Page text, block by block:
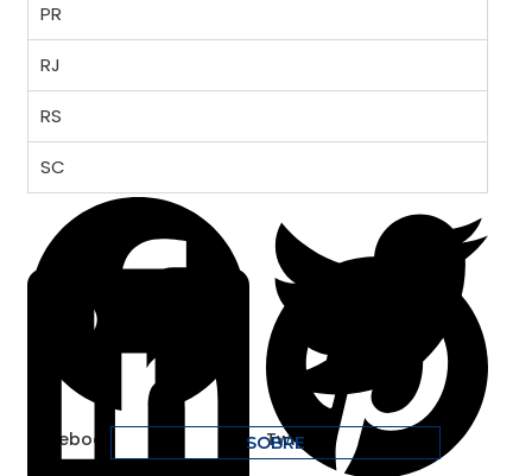
Facebook Twitter
PR
RJ
RS
SC
SOBRE